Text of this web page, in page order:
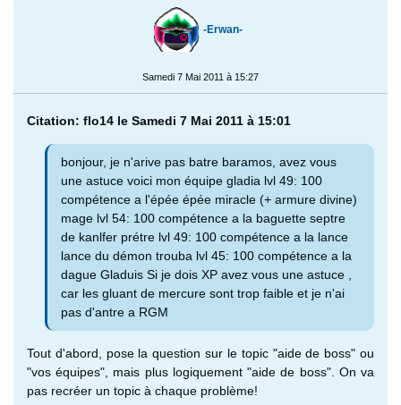
-Erwan-
Samedi 7 Mai 2011 à 15:27
Citation: flo14 le Samedi 7 Mai 2011 à 15:01
bonjour, je n'arive pas batre baramos, avez vous
une astuce voici mon équipe gladia lvl 49: 100
compétence a l'épée épée miracle (+ armure divine)
mage lvl 54: 100 compétence a la baguette septre
de kanlfer prétre lvl 49: 100 compétence a la lance
lance du démon trouba lvl 45: 100 compétence a la
dague Gladuis Si je dois XP avez vous une astuce ,
car les gluant de mercure sont trop faible et je n'ai
pas d'antre a RGM
Tout d'abord, pose la question sur le topic "aide de boss" ou
"vos équipes", mais plus logiquement "aide de boss". On va
pas recréer un topic à chaque problème!